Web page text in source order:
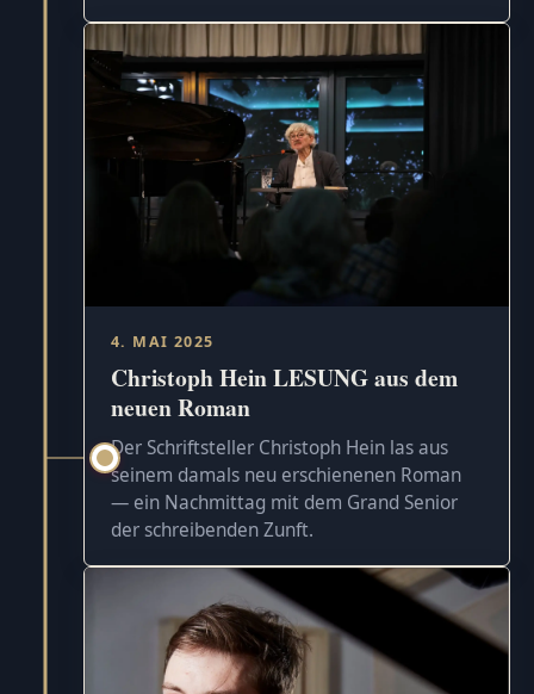
4. MAI 2025
Christoph Hein LESUNG aus dem
neuen Roman
Der Schriftsteller Christoph Hein las aus
seinem damals neu erschienenen Roman
— ein Nachmittag mit dem Grand Senior
der schreibenden Zunft.